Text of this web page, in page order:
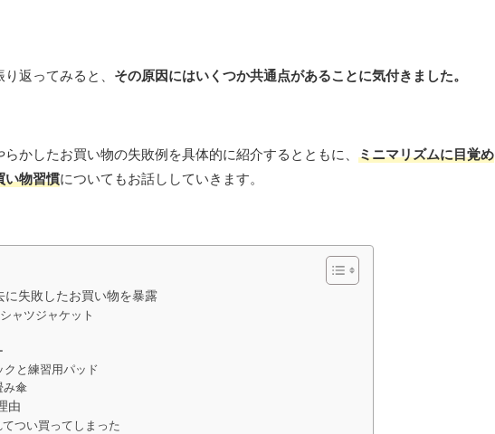
返ってみると、 その原因にはいくつか共通点があることに気付きました。
かしたお買い物の失敗例を具体的に紹介するとともに、 ミニマリズムに目覚め
い物習慣についてもお話ししていきます。
に失敗したお買い物を暴露
ャツジャケット
クと練習用パッド
み傘
由
つい買ってしまった